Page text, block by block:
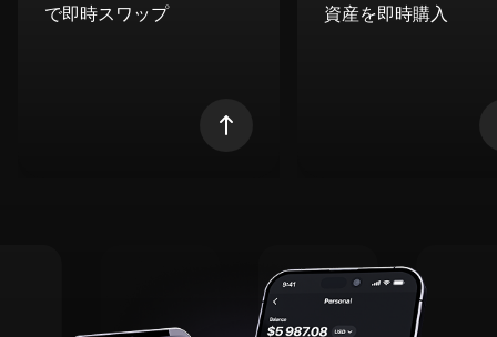
で即時スワップ
資産を即時購入